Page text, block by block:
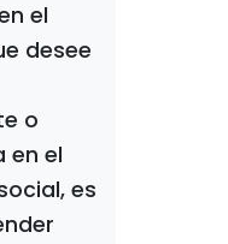
el
desee
o
en el
es